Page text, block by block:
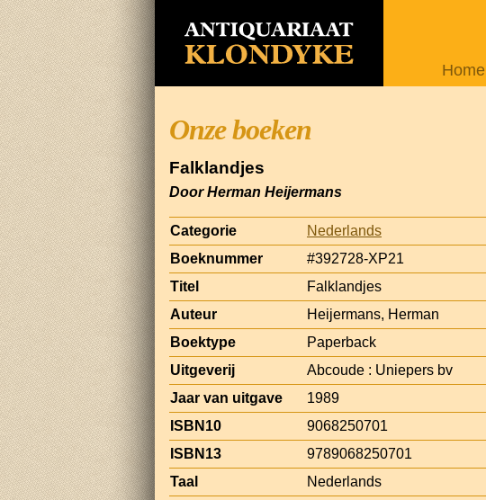
Home
Onze boeken
Falklandjes
Door Herman Heijermans
Categorie
Nederlands
Boeknummer
#392728-XP21
Titel
Falklandjes
Auteur
Heijermans, Herman
Boektype
Paperback
Uitgeverij
Abcoude : Uniepers bv
Jaar van uitgave
1989
ISBN10
9068250701
ISBN13
9789068250701
Taal
Nederlands